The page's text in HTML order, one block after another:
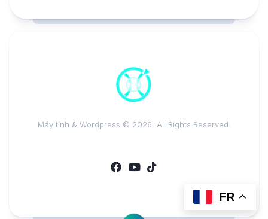
Máy tính & Wordpress © 2026. All Rights Reserved.
FR